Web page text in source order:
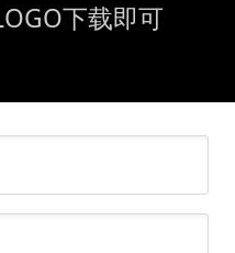
下载即可